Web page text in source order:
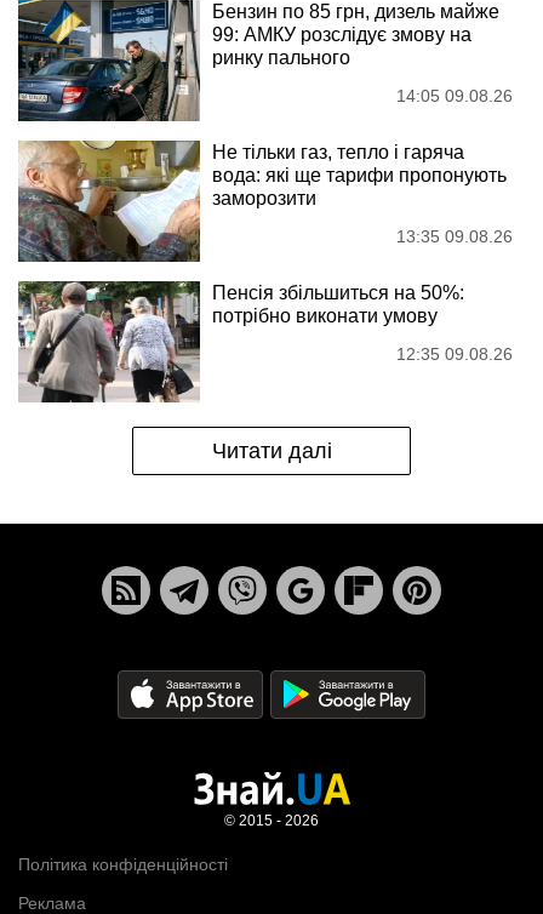
Бензин по 85 грн, дизель майже
99: АМКУ розслідує змову на
ринку пального
14:05 09.08.26
Не тільки газ, тепло і гаряча
вода: які ще тарифи пропонують
заморозити
13:35 09.08.26
Пенсія збільшиться на 50%:
потрібно виконати умову
12:35 09.08.26
Читати далі
Політика конфіденційності
Реклама
© 2015 - 2026